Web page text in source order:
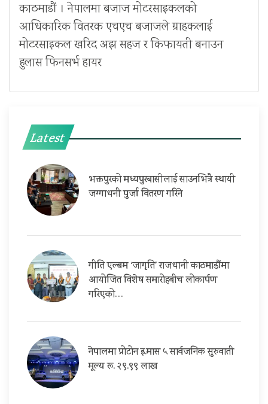
काठमाडौं । नेपालमा बजाज मोटरसाइकलको
आधिकारिक वितरक एचएच बजाजले ग्राहकलाई
मोटरसाइकल खरिद अझ सहज र किफायती बनाउन
हुलास फिनसर्भ हायर
Latest
भक्तपुरको मध्यपुरबासीलाई साउनभित्रै स्थायी
जग्गाधनी पुर्जा वितरण गरिने
गीति एल्बम ‘जागृति’ राजधानी काठमाडौंमा
आयोजित विशेष समारोहबीच लोकार्पण
गरिएको…
नेपालमा प्रोटोन इ.मास ५ सार्वजनिक सुरुवाती
मूल्य रू. २९.९९ लाख